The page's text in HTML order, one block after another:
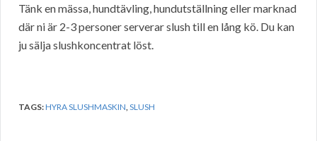
Tänk en mässa, hundtävling, hundutställning eller marknad
där ni är 2-3 personer serverar slush till en lång kö. Du kan
ju sälja slushkoncentrat löst.
TAGS:HYRA SLUSHMASKIN SLUSH